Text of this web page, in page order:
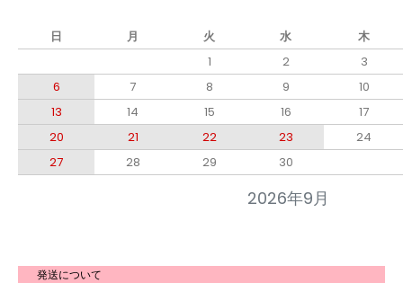
2026年9月
日 月 火 水
木
1
2
3
6
7 8 9
10
13
14 15 16
17
20
21 22 23
24
27
28 29 30
発送について